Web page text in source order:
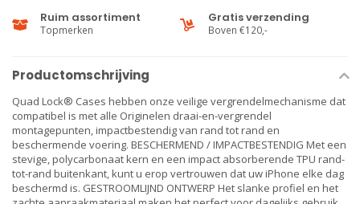
Ruim assortiment
Topmerken
Gratis verzending
Boven €120,-
Productomschrijving
Quad Lock® Cases hebben onze veilige vergrendelmechanisme dat
compatibel is met alle Originelen draai-en-vergrendel
montagepunten, impactbestendig van rand tot rand en
beschermende voering. BESCHERMEND / IMPACTBESTENDIG Met een
stevige, polycarbonaat kern en een impact absorberende TPU rand-
tot-rand buitenkant, kunt u erop vertrouwen dat uw iPhone elke dag
beschermd is. GESTROOMLIJND ONTWERP Het slanke profiel en het